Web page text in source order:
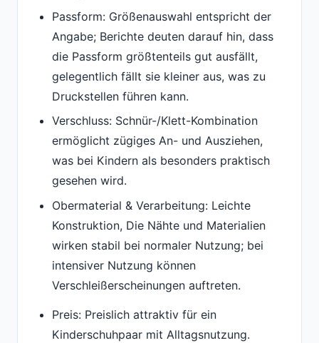
Passform: Größenauswahl entspricht der
Angabe; Berichte deuten darauf hin, dass
die Passform größtenteils gut ausfällt,
gelegentlich fällt sie kleiner aus, was zu
Druckstellen führen kann.
Verschluss: Schnür-/Klett-Kombination
ermöglicht zügiges An- und Ausziehen,
was bei Kindern als besonders praktisch
gesehen wird.
Obermaterial & Verarbeitung: Leichte
Konstruktion, Die Nähte und Materialien
wirken stabil bei normaler Nutzung; bei
intensiver Nutzung können
Verschleißerscheinungen auftreten.
Preis: Preislich attraktiv für ein
Kinderschuhpaar mit Alltagsnutzung.